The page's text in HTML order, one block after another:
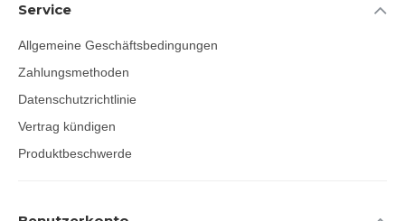
Service
Allgemeine Geschäftsbedingungen
Zahlungsmethoden
Datenschutzrichtlinie
Vertrag kündigen
Produktbeschwerde